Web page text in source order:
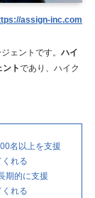
assign-inc.com
ェントです。 ハイ
トであり、ハイク
名以上を支援
れる
期的に支援
れる